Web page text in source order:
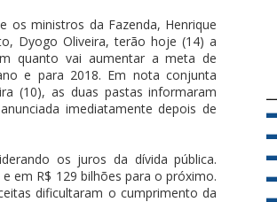
os ministros da Fazenda, Henrique
Dyogo Oliveira, terão hoje (14) a
quanto vai aumentar a meta de
e para 2018. Em nota conjunta
(10), as duas pastas informaram
imediatamente depois de
os juros da dívida pública.
em R$ 129 bilhões para o próximo.
dificultaram o cumprimento da